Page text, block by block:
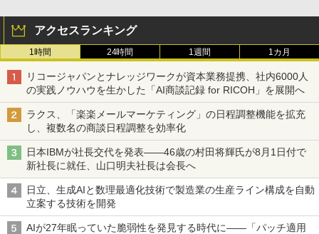
アクセスランキング
1時間 24時間 1週間 1カ月
リコージャパンとナレッジワークが資本業務提携、社内6000人
の実践ノウハウを生かした「AI商談記録 for RICOH」を展開へ
ラクス、「楽楽メールマーケティング」の日程調整機能を拡充
し、複数名の商談日程調整を効率化
日本IBMが社長交代を発表――46歳の村田将輝氏が8月1日付で
新社長に就任、山口明夫社長は会長へ
日立、生成AIと数理最適化技術で製造業の生産ライン構成を自動
立案する技術を開発
AIが27年眠っていた脆弱性を発見する時代に――「パッチ適用